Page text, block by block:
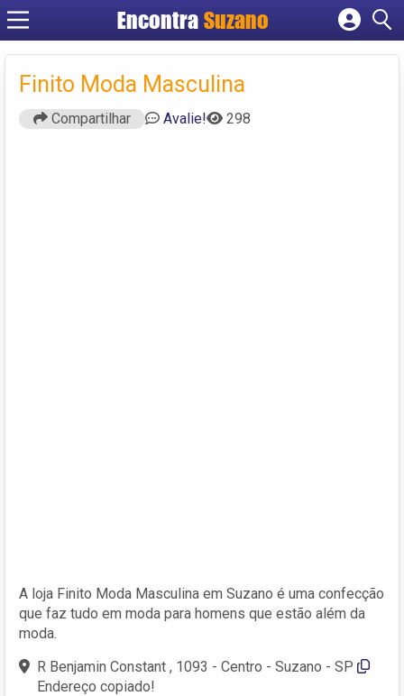
EncontraSuzano
Cadastrar empresa
Criar conta
Finito Moda Masculina
Compartilhar Avalie! 298
A loja Finito Moda Masculina em Suzano é uma confecção
que faz tudo em moda para homens que estão além da
moda.
R Benjamin Constant , 1093 - Centro - Suzano - SP
Endereço copiado!